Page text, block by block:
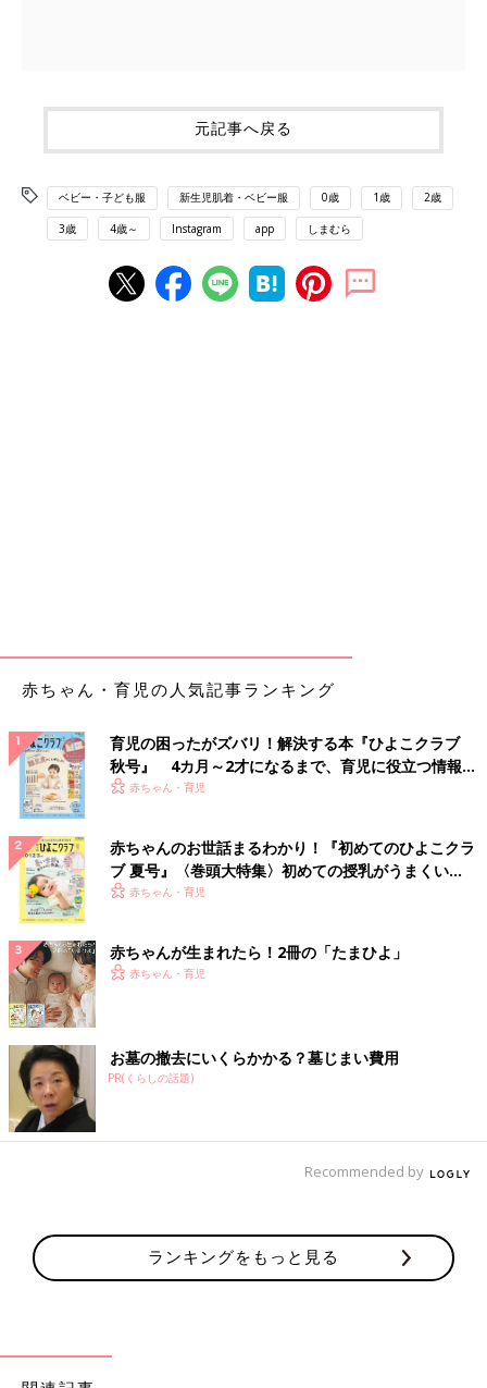
元記事へ戻る
ベビー・子ども服 新生児肌着・ベビー服 0歳 1歳 2歳
3歳 4歳～ Instagram app しまむら
赤ちゃん・育児の人気記事ランキング
育児の困ったがズバリ！解決する本『ひよこクラブ
秋号』 4カ月～2才になるまで、育児に役立つ情報が
いっぱい！
赤ちゃん・育児
赤ちゃんのお世話まるわかり！『初めてのひよこクラ
ブ 夏号』〈巻頭大特集〉初めての授乳がうまくい
く！ おっぱい・ミルクの基本と夏のトラブル 解決テ
赤ちゃん・育児
赤ちゃんが生まれたら！2冊の「たまひよ」
赤ちゃん・育児
お墓の撤去にいくらかかる？墓じまい費用
PR(くらしの話題)
Recommended by
ランキングをもっと見る